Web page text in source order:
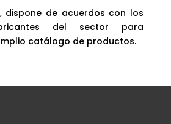
dispone de acuerdos con los
del sector para
catálogo de productos.